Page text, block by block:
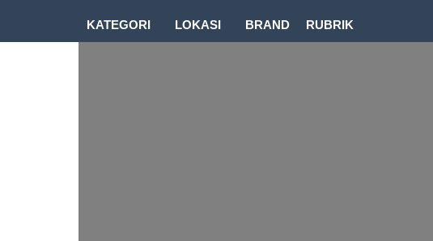
KATEGORI LOKASI BRAND RUBRIK